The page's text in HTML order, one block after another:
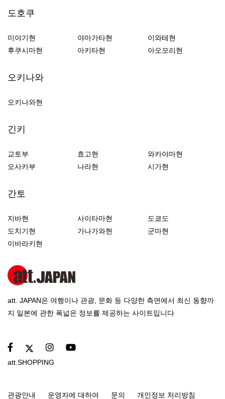
도호쿠
미야기현 야마가타현
이와테현
후쿠시마현
아키타현 아오모리현
오키나와
오키나와현
긴키
교토부 효고현
와카야마현
오사카부
나라현 시가현
간토
지바현 사이타마현
도쿄도
도치기현
가나가와현
군마현
이바라키현
att. JAPAN은 여행이나 관광, 문화 등 다양한 측면에서 최신 동향까
지 일본에 관한 폭넓은 정보를 제공하는 사이트입니다
att.SHOPPING
관광안내 운영자에 대하여 문의 개인정보 처리방침